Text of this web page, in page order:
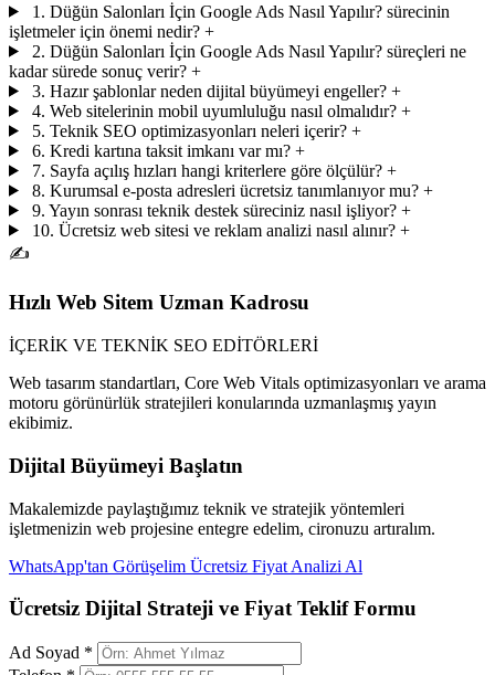
1. Düğün Salonları İçin Google Ads Nasıl Yapılır? sürecinin
işletmeler için önemi nedir? +
2. Düğün Salonları İçin Google Ads Nasıl Yapılır? süreçleri ne
kadar sürede sonuç verir? +
3. Hazır şablonlar neden dijital büyümeyi engeller? +
4. Web sitelerinin mobil uyumluluğu nasıl olmalıdır? +
5. Teknik SEO optimizasyonları neleri içerir? +
6. Kredi kartına taksit imkanı var mı? +
7. Sayfa açılış hızları hangi kriterlere göre ölçülür? +
8. Kurumsal e-posta adresleri ücretsiz tanımlanıyor mu? +
9. Yayın sonrası teknik destek süreciniz nasıl işliyor? +
10. Ücretsiz web sitesi ve reklam analizi nasıl alınır? +
✍️
Hızlı Web Sitem Uzman Kadrosu
İÇERİK VE TEKNİK SEO EDİTÖRLERİ
Web tasarım standartları, Core Web Vitals optimizasyonları ve arama
motoru görünürlük stratejileri konularında uzmanlaşmış yayın
ekibimiz.
Dijital Büyümeyi Başlatın
Makalemizde paylaştığımız teknik ve stratejik yöntemleri
işletmenizin web projesine entegre edelim, cironuzu artıralım.
WhatsApp'tan Görüşelim Ücretsiz Fiyat Analizi Al
Ücretsiz Dijital Strateji ve Fiyat Teklif Formu
Ad Soyad *